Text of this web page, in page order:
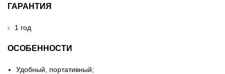
ГАРАНТИЯ
1 год
ОСОБЕННОСТИ
Удобный, портативный;